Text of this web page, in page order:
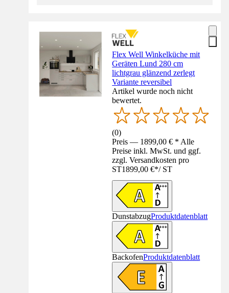
Flex Well Winkelküche mit
Geräten Lund 280 cm
lichtgrau glänzend zerlegt
Variante reversibel
Artikel wurde noch nicht
bewertet.
(0)
Preis — 1899,00 € * Alle
Preise inkl. MwSt. und ggf.
zzgl. Versandkosten pro
ST1899,00 €*/ ST
DunstabzugProduktdatenblatt
BackofenProduktdatenblatt